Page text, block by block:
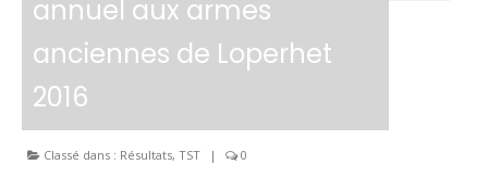
annuel aux armes
anciennes de Loperhet
2016
Classé dans : Résultats, TST | 0